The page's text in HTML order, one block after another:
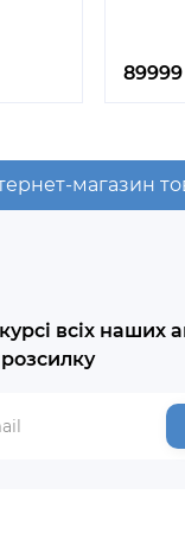
магазин
всіх наших